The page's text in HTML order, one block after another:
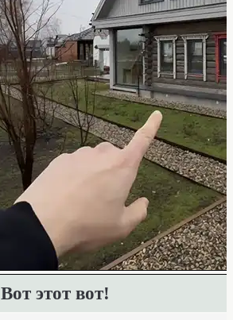
Вот этот вот!